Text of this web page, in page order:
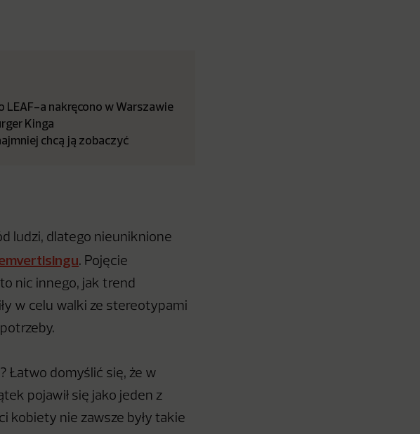
LEAF-a nakręcono w Warszawie
Kinga
chcą ją zobaczyć
ludzi, dlatego nieuniknione
. Pojęcie
nic innego, jak trend
w celu walki ze stereotypami
Łatwo domyślić się, że w
pojawił się jako jeden z
kobiety nie zawsze były takie